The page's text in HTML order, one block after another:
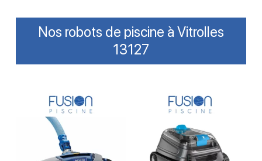
Nos robots de piscine à Vitrolles
13127